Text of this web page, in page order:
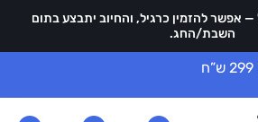
אפשר להזמין כרגיל, והחיוב יתבצע בתום
השבת/החג.